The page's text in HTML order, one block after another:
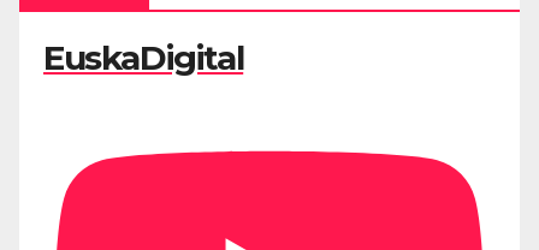
EuskaDigital